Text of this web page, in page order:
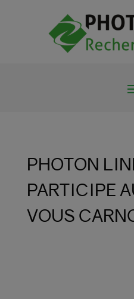
PHOTON
PARTICIPE
VOUS